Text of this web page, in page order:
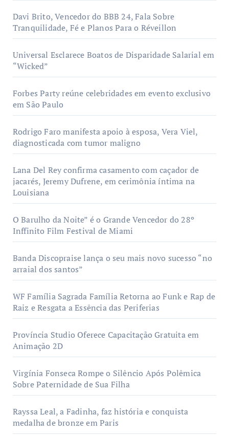
Davi Brito, Vencedor do BBB 24, Fala Sobre
Tranquilidade, Fé e Planos Para o Réveillon
Universal Esclarece Boatos de Disparidade Salarial em
“Wicked”
Forbes Party reúne celebridades em evento exclusivo
em São Paulo
Rodrigo Faro manifesta apoio à esposa, Vera Viel,
diagnosticada com tumor maligno
Lana Del Rey confirma casamento com caçador de
jacarés, Jeremy Dufrene, em cerimônia íntima na
Louisiana
O Barulho da Noite” é o Grande Vencedor do 28º
Inffinito Film Festival de Miami
Banda Discopraise lança o seu mais novo sucesso “no
arraial dos santos”
WF Família Sagrada Família Retorna ao Funk e Rap de
Raiz e Resgata a Essência das Periferias
Província Studio Oferece Capacitação Gratuita em
Animação 2D
Virgínia Fonseca Rompe o Silêncio Após Polêmica
Sobre Paternidade de Sua Filha
Rayssa Leal, a Fadinha, faz história e conquista
medalha de bronze em Paris